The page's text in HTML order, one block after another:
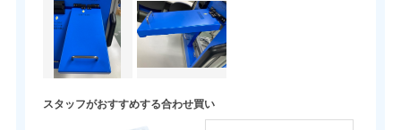
スタッフがおすすめする合わせ買い